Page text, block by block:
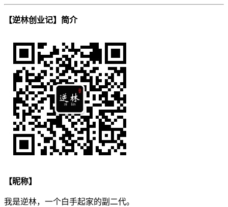
【逆林创业记】简介
【昵称】
我是逆林，一个白手起家的副二代。